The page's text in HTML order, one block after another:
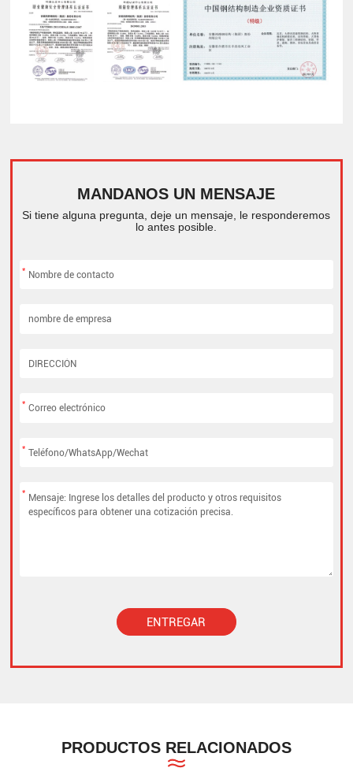
MANDANOS UN MENSAJE
Si tiene alguna pregunta, deje un mensaje, le responderemos
lo antes posible.
*
*
*
*
ENTREGAR
PRODUCTOS RELACIONADOS